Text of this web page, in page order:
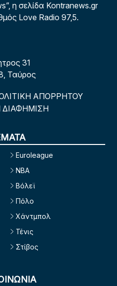
η σελίδα Kontranews.gr
Love Radio 97,5.
31
Ταύρος
ΑΠΟΡΡΗΤΟΥ
ΔΙΑΦΗΜΙΣΗ
Euroleague
NBA
Βόλεϊ
Πόλο
Χάντμπολ
Τένις
Στίβος